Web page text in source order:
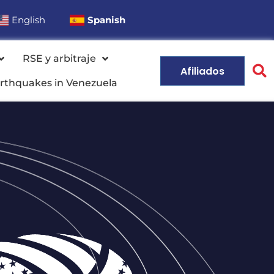
English Spanish
RSE y arbitraje
in Venezuela
Afiliados